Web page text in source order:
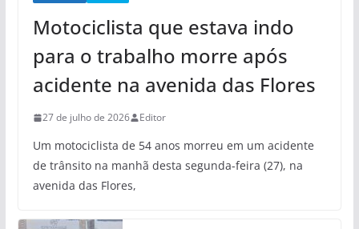
Motociclista que estava indo
para o trabalho morre após
acidente na avenida das Flores
27 de julho de 2026 Editor
Um motociclista de 54 anos morreu em um acidente
de trânsito na manhã desta segunda-feira (27), na
avenida das Flores,